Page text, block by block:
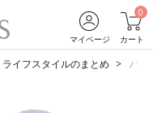
マイページ
0
カート
ライフスタイルのまとめ バス